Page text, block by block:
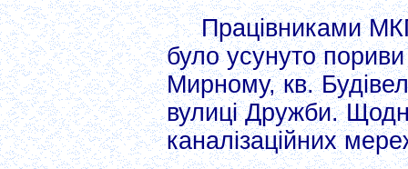
Працівниками
було усунуто
Мирному, кв.
вулиці Дружби.
каналізаційних